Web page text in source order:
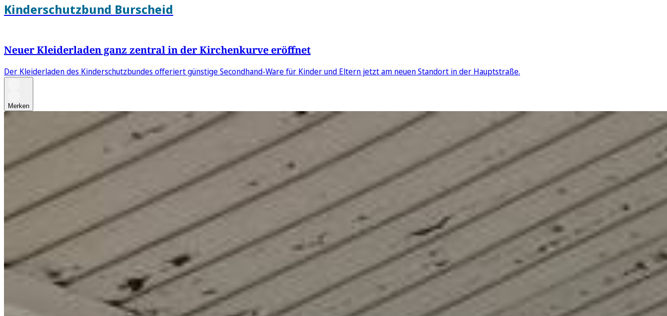
Kinderschutzbund Burscheid
Neuer Kleiderladen ganz zentral in der Kirchenkurve eröffnet
Der Kleiderladen des Kinderschutzbundes offeriert günstige Secondhand-Ware für Kinder und Eltern jetzt am neuen Standort in der Hauptstraße.
Merken